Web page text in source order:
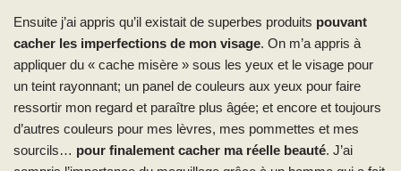
Ensuite j’ai appris qu’il existait de superbes produits pouvant
cacher les imperfections de mon visage. On m’a appris à
appliquer du « cache misère » sous les yeux et le visage pour
un teint rayonnant; un panel de couleurs aux yeux pour faire
ressortir mon regard et paraître plus âgée; et encore et toujours
d’autres couleurs pour mes lèvres, mes pommettes et mes
sourcils… pour finalement cacher ma réelle beauté. J’ai